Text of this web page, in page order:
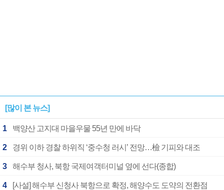
[많이 본 뉴스]
1 백양산 고지대 마을우물 55년 만에 바닥
2 경위 이하 경찰 하위직 ‘중수청 러시’ 전망…檢 기피와 대조
3 해수부 청사, 북항 국제여객터미널 옆에 선다(종합)
4 [사설] 해수부 신청사 북항으로 확정, 해양수도 도약의 전환점